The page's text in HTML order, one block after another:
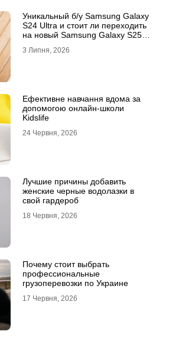
Уникальный б/у Samsung Galaxy
S24 Ultra и стоит ли переходить
на новый Samsung Galaxy S25
3 Липня, 2026
Ефективне навчання вдома за
допомогою онлайн-школи
Kidslife
24 Червня, 2026
Лучшие причины добавить
женские черные водолазки в
свой гардероб
18 Червня, 2026
Почему стоит выбрать
профессиональные
грузоперевозки по Украине
17 Червня, 2026